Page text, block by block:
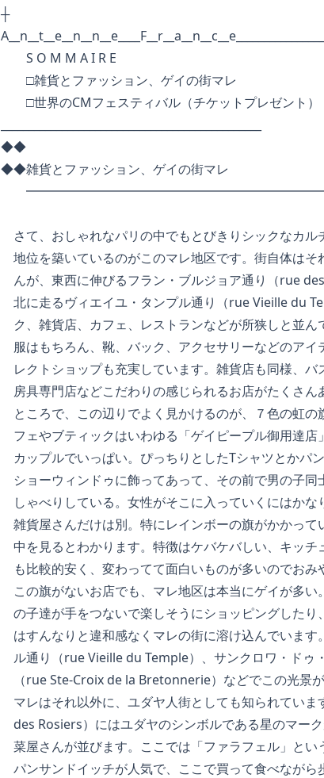
┼
S O M M A I R E
□雑貨とファッション、ゲイの街マレ
□世界のCMフェスティバル（チケットプレゼント）
◆◆
◆◆雑貨とファッション、ゲイの街マレ
さて、おしゃれなパリの中でもとびきりシックなカル
地位を築いているのがこのマレ地区です。街自体はそ
んが、東西に伸びるフラン・ブルジョア通り（rue
北に走るヴィエイユ・タンプル通り（rue Vieille du
ク、雑貨店、カフェ、レストランなどが所狭しと並ん
服はもちろん、靴、バック、アクセサリーなどのアイ
レクトショップも充実しています。雑貨店も同様、バ
房具専門店などこだわりの感じられるお店がたくさん
ところで、この辺りでよく見かけるのが、７色の虹の
フェやブティックはいわゆる「ゲイピープル御用達店
カップルでいっぱい。ぴっちりとしたTシャツとかパ
ショーウィンドゥに飾ってあって、その前で男の子同
しゃべりしている。女性がそこに入っていくにはかな
雑貨屋さんだけは別。特にレインボーの旗がかかって
中を見るとわかります。特徴はケバケバしい、キッチ
も比較的安く、変わってて面白いものが多いのでおみ
この旗がないお店でも、マレ地区は本当にゲイが多い
の子達が手をつないで楽しそうにショッピングしたり
はすんなりと違和感なくマレの街に溶け込んでいます
ル通り（rue Vieille du Temple）、サンクロワ・ドゥ
（rue Ste-Croix de la Bretonnerie）などでこの光景が
マレはそれ以外に、ユダヤ人街としても知られてい
des Rosiers）にはユダヤのシンボルである星のマー
菜屋さんが並びます。ここでは「ファラフェル」とい
パンサンドイッチが人気で、ここで買って食べながら